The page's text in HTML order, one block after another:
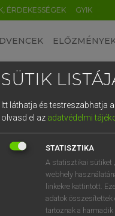
ÉRDEKESSÉGEK GYIK
Díjmentes
advertise ige
hirdet
→
SÜTIK
Itt láthatja és testreszabhatja
olvasd el az adatvédelmi
STATISZTIKA
A statisztikai sütiket
webhely
linkekre kattintott.
adatok összesítettek
tartoznak a
EN HU DE CN FR
0 1 2
q w
a s
í y